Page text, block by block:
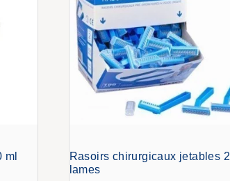
ml
Rasoirs chirurgicaux jetables 2
lames